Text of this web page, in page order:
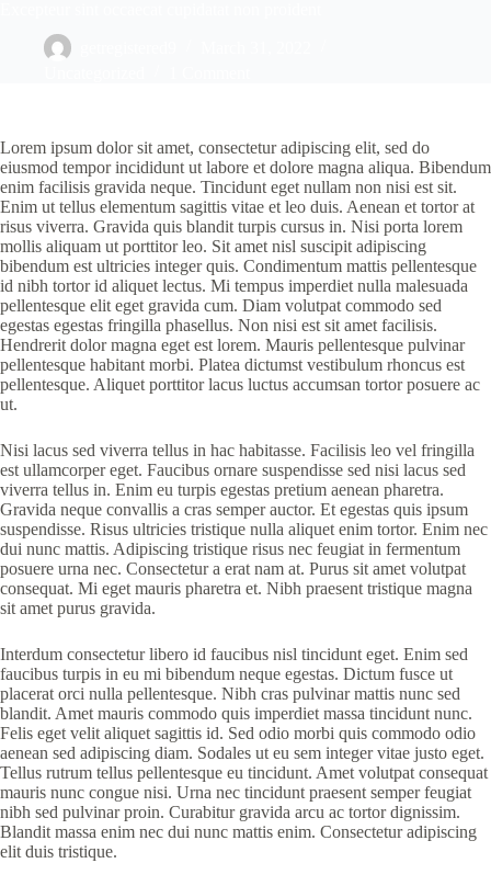
Lorem ipsum dolor sit amet, consectetur adipiscing elit, sed do
eiusmod tempor incididunt ut labore et dolore magna aliqua. Bibendum
enim facilisis gravida neque. Tincidunt eget nullam non nisi est sit.
Enim ut tellus elementum sagittis vitae et leo duis. Aenean et tortor at
risus viverra. Gravida quis blandit turpis cursus in. Nisi porta lorem
mollis aliquam ut porttitor leo. Sit amet nisl suscipit adipiscing
bibendum est ultricies integer quis. Condimentum mattis pellentesque
id nibh tortor id aliquet lectus. Mi tempus imperdiet nulla malesuada
pellentesque elit eget gravida cum. Diam volutpat commodo sed
egestas egestas fringilla phasellus. Non nisi est sit amet facilisis.
Hendrerit dolor magna eget est lorem. Mauris pellentesque pulvinar
pellentesque habitant morbi. Platea dictumst vestibulum rhoncus est
pellentesque. Aliquet porttitor lacus luctus accumsan tortor posuere ac
ut.
Nisi lacus sed viverra tellus in hac habitasse. Facilisis leo vel fringilla
est ullamcorper eget. Faucibus ornare suspendisse sed nisi lacus sed
viverra tellus in. Enim eu turpis egestas pretium aenean pharetra.
Gravida neque convallis a cras semper auctor. Et egestas quis ipsum
suspendisse. Risus ultricies tristique nulla aliquet enim tortor. Enim nec
dui nunc mattis. Adipiscing tristique risus nec feugiat in fermentum
posuere urna nec. Consectetur a erat nam at. Purus sit amet volutpat
consequat. Mi eget mauris pharetra et. Nibh praesent tristique magna
sit amet purus gravida.
Interdum consectetur libero id faucibus nisl tincidunt eget. Enim sed
faucibus turpis in eu mi bibendum neque egestas. Dictum fusce ut
placerat orci nulla pellentesque. Nibh cras pulvinar mattis nunc sed
blandit. Amet mauris commodo quis imperdiet massa tincidunt nunc.
Felis eget velit aliquet sagittis id. Sed odio morbi quis commodo odio
aenean sed adipiscing diam. Sodales ut eu sem integer vitae justo eget.
Tellus rutrum tellus pellentesque eu tincidunt. Amet volutpat consequat
mauris nunc congue nisi. Urna nec tincidunt praesent semper feugiat
nibh sed pulvinar proin. Curabitur gravida arcu ac tortor dignissim.
Blandit massa enim nec dui nunc mattis enim. Consectetur adipiscing
elit duis tristique.